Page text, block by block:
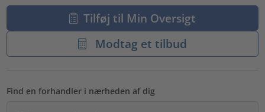
Tilføj til Min Oversigt
Modtag et tilbud
Find en forhandler i nærheden af dig